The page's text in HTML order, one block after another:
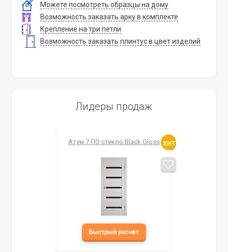
Можете посмотреть образцы на дому
Возможность заказать арку в комплекте
Крепление на три петли
Возможность заказать плинтус в цвет изделий
Лидеры продаж
Атум 7 ПО стекло Black Gloss